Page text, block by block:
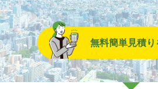
無料簡単見積り